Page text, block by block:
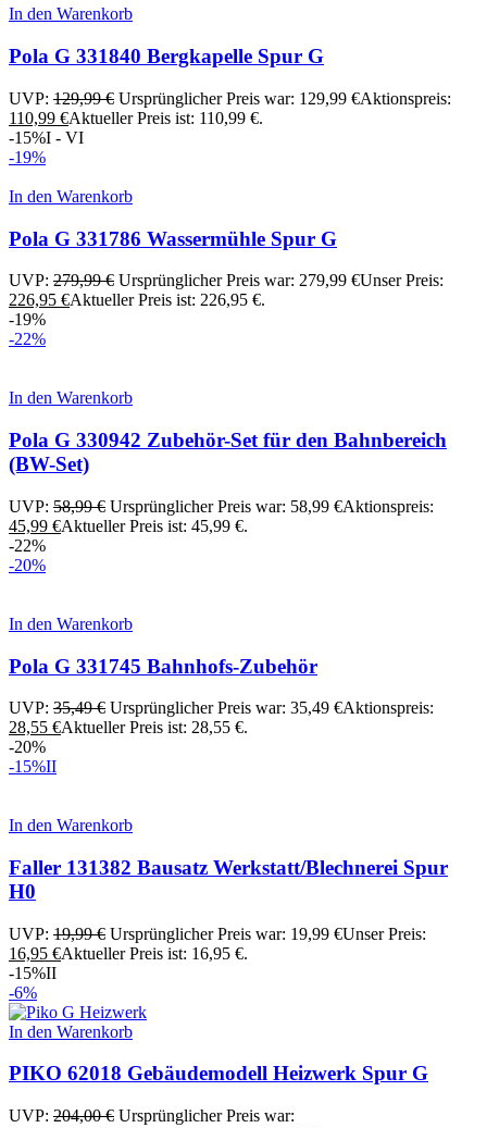
In den Warenkorb
Pola G 331840 Bergkapelle Spur G
UVP: 129,99€ Ursprünglicher Preis war: 129,99 €Aktionspreis:
110,99 €Aktueller Preis ist: 110,99 €.
-15%I - VI
-19%
In den Warenkorb
Pola G 331786 Wassermühle Spur G
UVP: 279,99€ Ursprünglicher Preis war: 279,99 €Unser Preis:
226,95 €Aktueller Preis ist: 226,95 €.
-19%
-22%
In den Warenkorb
Pola G 330942 Zubehör-Set für den Bahnbereich
(BW-Set)
UVP: 58,99€ Ursprünglicher Preis war: 58,99 €Aktionspreis:
45,99 €Aktueller Preis ist: 45,99 €.
-22%
-20%
In den Warenkorb
Pola G 331745 Bahnhofs-Zubehör
UVP: 35,49€ Ursprünglicher Preis war: 35,49 €Aktionspreis:
28,55 €Aktueller Preis ist: 28,55 €.
-20%
-15%II
In den Warenkorb
Faller 131382 Bausatz Werkstatt/Blechnerei Spur
H0
UVP: 19,99€ Ursprünglicher Preis war: 19,99 €Unser Preis:
16,95 €Aktueller Preis ist: 16,95 €.
-15%II
-6%
In den Warenkorb
PIKO 62018 Gebäudemodell Heizwerk Spur G
UVP: 204,00€ Ursprünglicher Preis war: